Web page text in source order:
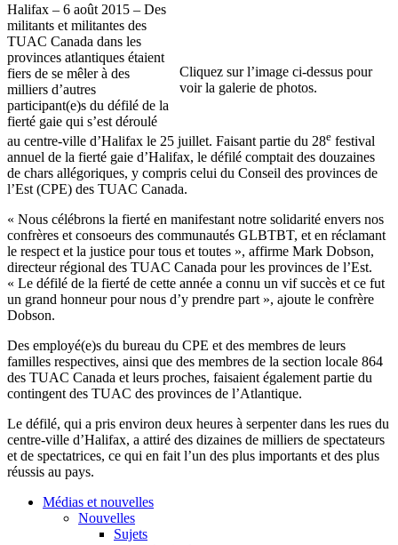
Cliquez sur l’image ci-dessus pour
voir la galerie de photos.
Halifax – 6 août 2015 – Des
militants et militantes des
TUAC Canada dans les
provinces atlantiques étaient
fiers de se mêler à des
milliers d’autres
participant(e)s du défilé de la
fierté gaie qui s’est déroulé
au centre-ville d’Halifax le 25 juillet. Faisant partie du 28e festival
annuel de la fierté gaie d’Halifax, le défilé comptait des douzaines
de chars allégoriques, y compris celui du Conseil des provinces de
l’Est (CPE) des TUAC Canada.
« Nous célébrons la fierté en manifestant notre solidarité envers nos
confrères et consoeurs des communautés GLBTBT, et en réclamant
le respect et la justice pour tous et toutes », affirme Mark Dobson,
directeur régional des TUAC Canada pour les provinces de l’Est.
« Le défilé de la fierté de cette année a connu un vif succès et ce fut
un grand honneur pour nous d’y prendre part », ajoute le confrère
Dobson.
Des employé(e)s du bureau du CPE et des membres de leurs
familles respectives, ainsi que des membres de la section locale 864
des TUAC Canada et leurs proches, faisaient également partie du
contingent des TUAC des provinces de l’Atlantique.
Le défilé, qui a pris environ deux heures à serpenter dans les rues du
centre-ville d’Halifax, a attiré des dizaines de milliers de spectateurs
et de spectatrices, ce qui en fait l’un des plus importants et des plus
réussis au pays.
Médias et nouvelles
Nouvelles
Sujets